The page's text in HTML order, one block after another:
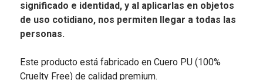
significado e identidad, y al aplicarlas en objetos
de uso cotidiano, nos permiten llegar a todas las
personas.
Este producto está fabricado en Cuero PU (100%
Cruelty Free) de calidad premium.